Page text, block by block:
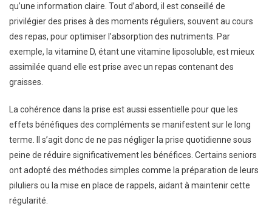
qu’une information claire. Tout d’abord, il est conseillé de
privilégier des prises à des moments réguliers, souvent au cours
des repas, pour optimiser l’absorption des nutriments. Par
exemple, la vitamine D, étant une vitamine liposoluble, est mieux
assimilée quand elle est prise avec un repas contenant des
graisses.
La cohérence dans la prise est aussi essentielle pour que les
effets bénéfiques des compléments se manifestent sur le long
terme. Il s’agit donc de ne pas négliger la prise quotidienne sous
peine de réduire significativement les bénéfices. Certains seniors
ont adopté des méthodes simples comme la préparation de leurs
piluliers ou la mise en place de rappels, aidant à maintenir cette
régularité.